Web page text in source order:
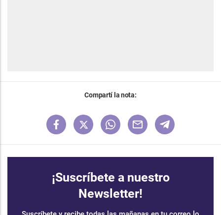
Compartí la nota:
¡Suscríbete a nuestro
Newsletter!